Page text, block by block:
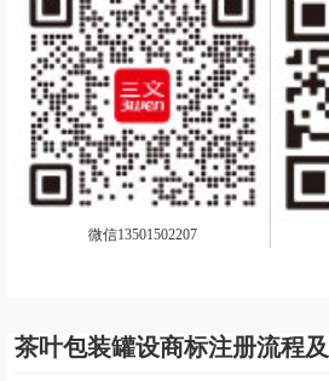
微信13501502207
茶叶包装罐设商标注册流程